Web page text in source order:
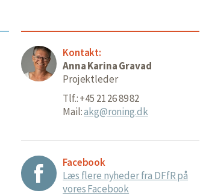
Kontakt:
Anna Karina Gravad
Projektleder
Tlf.: +45 21 26 89 82
Mail:akg@roning.dk
Facebook
Læs flere nyheder fra DFfR på
vores Facebook